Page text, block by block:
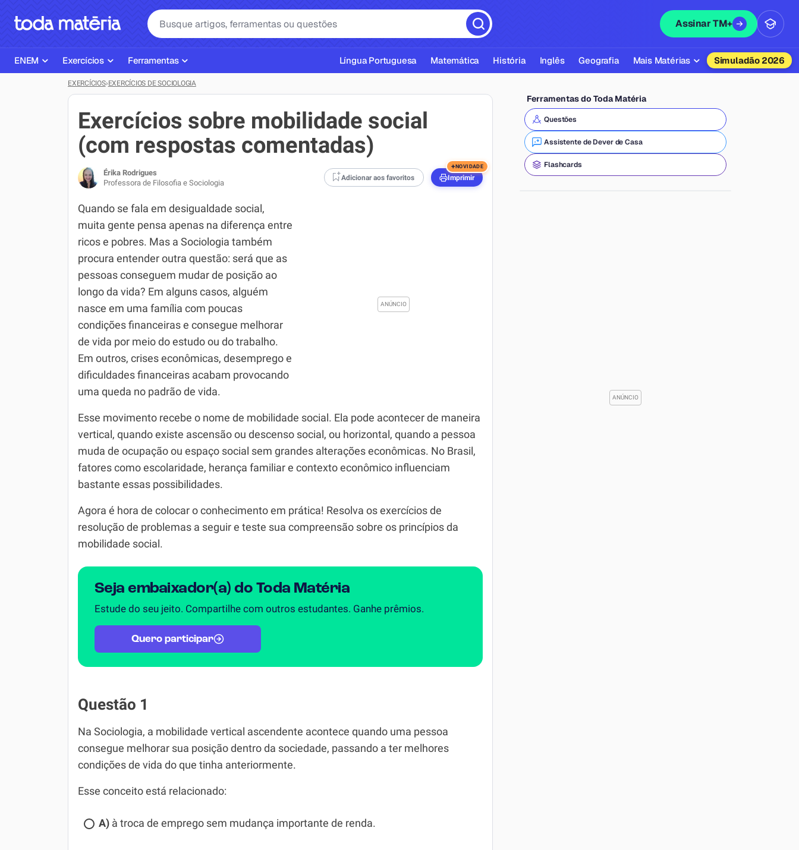
Assinar TM+
ENEM
Página Inicial ENEM
Plano de Estudos
Matérias do ENEM
Corretor de Redação
Exercícios ENEM
Simulados ENEM
Exercícios
ENEM
Matemática
Português
História
Biologia
Inglês
Geografia
Química
Todos os Exercícios
Ferramentas
Ajudante de Dever de Casa
Corretor de Redação
Gerador Referências Bibliográficas ABNT
Língua Portuguesa Matemática História Inglês Geografia Mais Matérias
Química
Física
Filosofia
Simuladão 2026
EXERCÍCIOS›EXERCÍCIOS DE SOCIOLOGIA
Exercícios sobre mobilidade social
(com respostas comentadas)
Érika Rodrigues
Professora de Filosofia e Sociologia
Adicionar aos favoritos Imprimir
+NOVIDADE
Quando se fala em desigualdade social,
muita gente pensa apenas na diferença entre
ricos e pobres. Mas a Sociologia também
procura entender outra questão: será que as
pessoas conseguem mudar de posição ao
longo da vida? Em alguns casos, alguém
nasce em uma família com poucas
condições financeiras e consegue melhorar
de vida por meio do estudo ou do trabalho.
Em outros, crises econômicas, desemprego e
dificuldades financeiras acabam provocando
uma queda no padrão de vida.
Esse movimento recebe o nome de mobilidade social. Ela pode acontecer de maneira
vertical, quando existe ascensão ou descenso social, ou horizontal, quando a pessoa
muda de ocupação ou espaço social sem grandes alterações econômicas. No Brasil,
fatores como escolaridade, herança familiar e contexto econômico influenciam
bastante essas possibilidades.
Agora é hora de colocar o conhecimento em prática! Resolva os exercícios de
resolução de problemas a seguir e teste sua compreensão sobre os princípios da
mobilidade social.
Seja embaixador(a) do Toda Matéria
Estude do seu jeito. Compartilhe com outros estudantes. Ganhe prêmios.
Quero participar
Questão 1
Na Sociologia, a mobilidade vertical ascendente acontece quando uma pessoa
consegue melhorar sua posição dentro da sociedade, passando a ter melhores
condições de vida do que tinha anteriormente.
Esse conceito está relacionado:
A) à troca de emprego sem mudança importante de renda.
Ferramentas do Toda Matéria
Questões
Assistente de Dever de Casa
Flashcards